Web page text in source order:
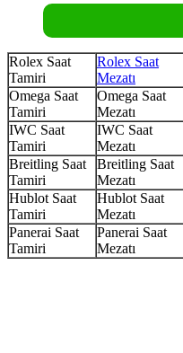
Rolex Saat
Tamiri
Rolex Saat
Mezatı
Omega Saat
Tamiri
Omega Saat
Mezatı
IWC Saat
Tamiri
IWC Saat
Mezatı
Breitling Saat
Tamiri
Breitling Saat
Mezatı
Hublot Saat
Tamiri
Hublot Saat
Mezatı
Panerai Saat
Tamiri
Panerai Saat
Mezatı